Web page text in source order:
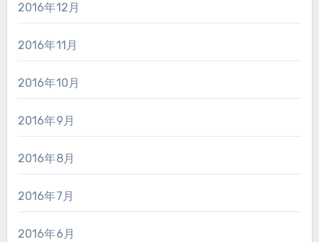
2016年12月
2016年11月
2016年10月
2016年9月
2016年8月
2016年7月
2016年6月